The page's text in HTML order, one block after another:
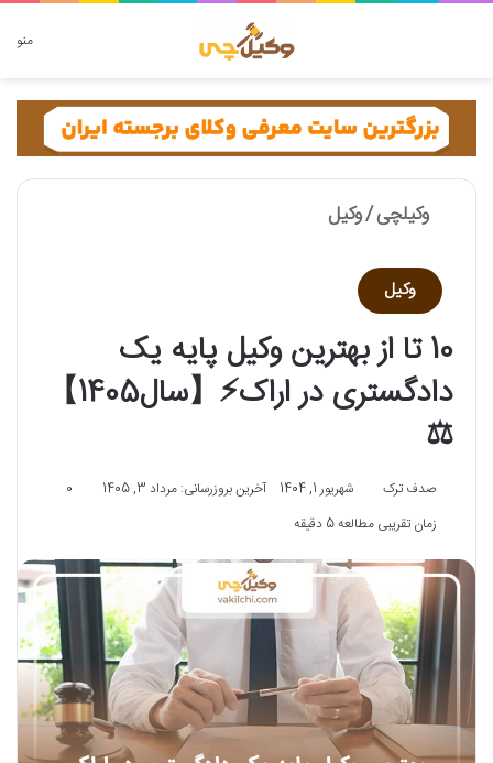
منو دنبال چه چیزی هستید؟
وکیلچی/وکیل
وکیل
10 تا از بهترین وکیل پایه یک
دادگستری در اراک⚡【سال1405】
⚖️
صدف ترک شهریور 1, 1404 آخرین بروزرسانی: مرداد 3, 1405
0
زمان تقریبی مطالعه 5 دقیقه